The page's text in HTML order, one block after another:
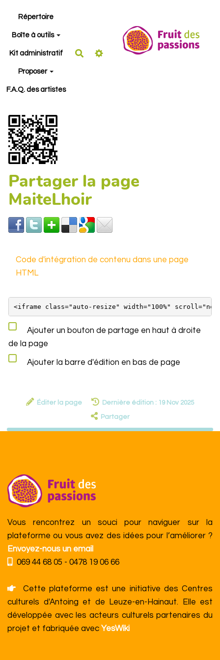
Aller au contenu principal
Répertoire
Boîte à outils
Kit administratif
Proposer
F.A.Q. des artistes
Rechercher
Partager la page
MaiteLhoir
Code d'intégration de contenu dans une page
HTML
Ajouter un bouton de partage en haut à droite
de la page
Ajouter la barre d'édition en bas de page
Éditer la page Dernière édition : 19 Nov 2025
Partager
Vous rencontrez un souci pour naviguer sur la
plateforme ou vous avez des idées pour l’améliorer ?
Envoyez-nous un email
069 44 68 05 - 0478 19 06 66
Cette plateforme est une initiative des Centres
culturels d'Antoing et de Leuze-en-Hainaut. Elle est
développée avec les acteurs culturels partenaires du
projet et fabriquée avec YesWiki